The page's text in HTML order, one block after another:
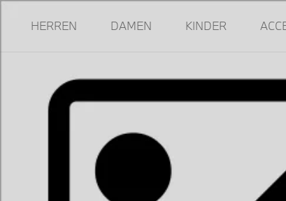
HERREN DAMEN KINDER